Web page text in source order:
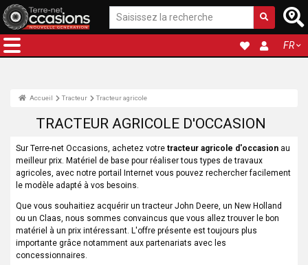
FR
Accueil Tracteur Tracteur agricole
TRACTEUR AGRICOLE D'OCCASION
Sur Terre-net Occasions, achetez votre tracteur agricole d'occasionau
meilleur prix. Matériel de base pour réaliser tous types de travaux
agricoles, avec notre portail Internet vous pouvez rechercher facilement
le modèle adapté à vos besoins.
Que vous souhaitiez acquérir un tracteur John Deere, un New Holland
ou un Claas, nous sommes convaincus que vous allez trouver le bon
matériel à un prix intéressant. L'offre présente est toujours plus
importante grâce notamment aux partenariats avec les
concessionnaires.